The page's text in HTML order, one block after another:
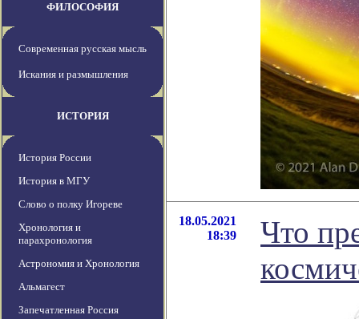
ФИЛОСОФИЯ
Современная русская мысль
Искания и размышления
ИСТОРИЯ
История России
История в МГУ
Слово о полку Игореве
Хронология и
парахронология
Астрономия и Хронология
Альмагест
Запечатленная Россия
18.05.2021
18:39
Что